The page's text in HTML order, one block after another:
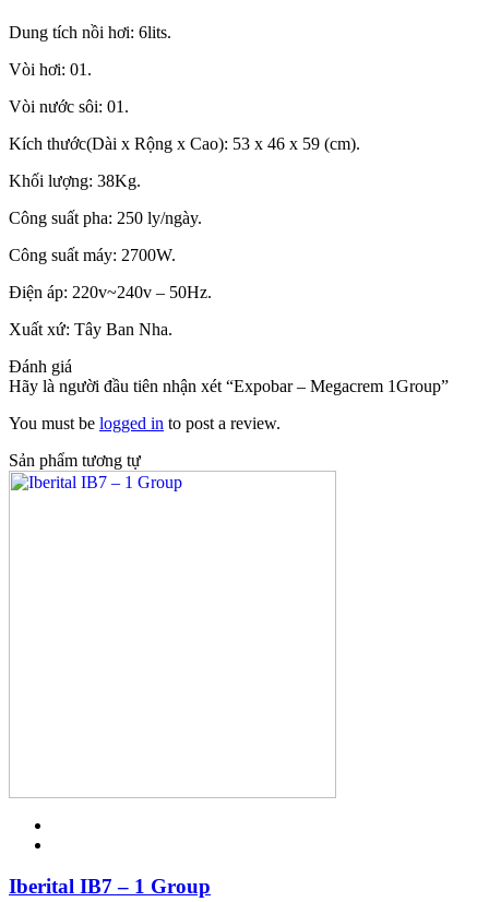
Dung tích nồi hơi: 6lits.
Vòi hơi: 01.
Vòi nước sôi: 01.
Kích thước(Dài x Rộng x Cao): 53 x 46 x 59 (cm).
Khối lượng: 38Kg.
Công suất pha: 250 ly/ngày.
Công suất máy: 2700W.
Điện áp: 220v~240v – 50Hz.
Xuất xứ: Tây Ban Nha.
Đánh giá
Hãy là người đầu tiên nhận xét “Expobar – Megacrem 1Group”
You must be logged in to post a review.
Sản phẩm tương tự
Iberital IB7 – 1 Group